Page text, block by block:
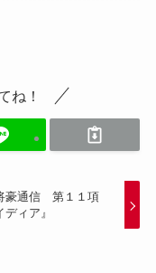
ね！
豪通信 第１１項
ディア』